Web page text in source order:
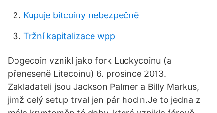
Kupuje bitcoiny nebezpečně
Tržní kapitalizace wpp
Dogecoin vznikl jako fork Luckycoinu (a
přeneseně Litecoinu) 6. prosince 2013.
Zakladateli jsou Jackson Palmer a Billy Markus,
jimž celý setup trval jen pár hodin.Je to jedna z